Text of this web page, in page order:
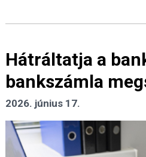
Hátráltatja a
bankszámla
2026. június 17.